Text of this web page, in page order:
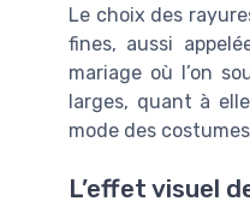
Le choix des
fines, aussi
mariage où l’on
larges, quant à
mode des
L’effet visuel